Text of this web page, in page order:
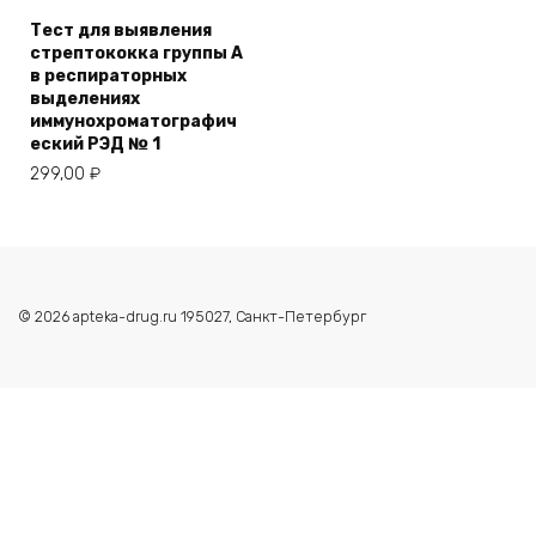
Тест для выявления
стрептококка группы А
в респираторных
выделениях
иммунохроматографич
еский РЭД № 1
299,00 ₽
© 2026 apteka-drug.ru 195027, Санкт-Петербург